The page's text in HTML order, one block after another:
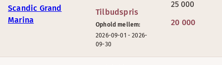
Scandic Grand
Marina
Tilbudspris
Ophold mellem:
2026-09-01 -2026-
09-30
25 000
20 000